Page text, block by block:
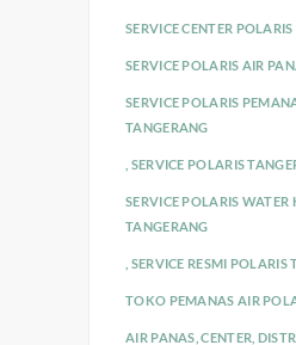
SERVICE CENTER
SERVICE POLARIS AIR
SERVICE POLARIS
TANGERANG
SERVICE POLARIS
SERVICE POLARIS WATER
TANGERANG
SERVICE RESMI POLARIS
TOKO PEMANAS AIR
AIR PANAS ,CENTER